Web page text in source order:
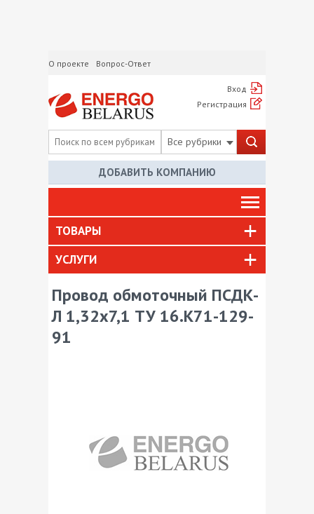
О проекте Вопрос-Ответ
Вход
Регистрация
Все рубрики
ДОБАВИТЬ КОМПАНИЮ
ТОВАРЫ
УСЛУГИ
Провод обмоточный ПСДК-
Л 1,32х7,1 ТУ 16.К71-129-
91